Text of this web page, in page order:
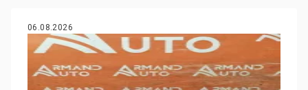
06.08.2026